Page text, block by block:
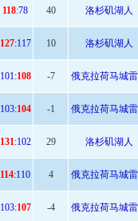
118:78 40 洛杉矶湖人
127:117 10 洛杉矶湖人
101:108 -7 俄克拉荷马城
103:104 -1 俄克拉荷马城
131:102 29 洛杉矶湖人
114:110 4 俄克拉荷马城
103:107 -4 俄克拉荷马城